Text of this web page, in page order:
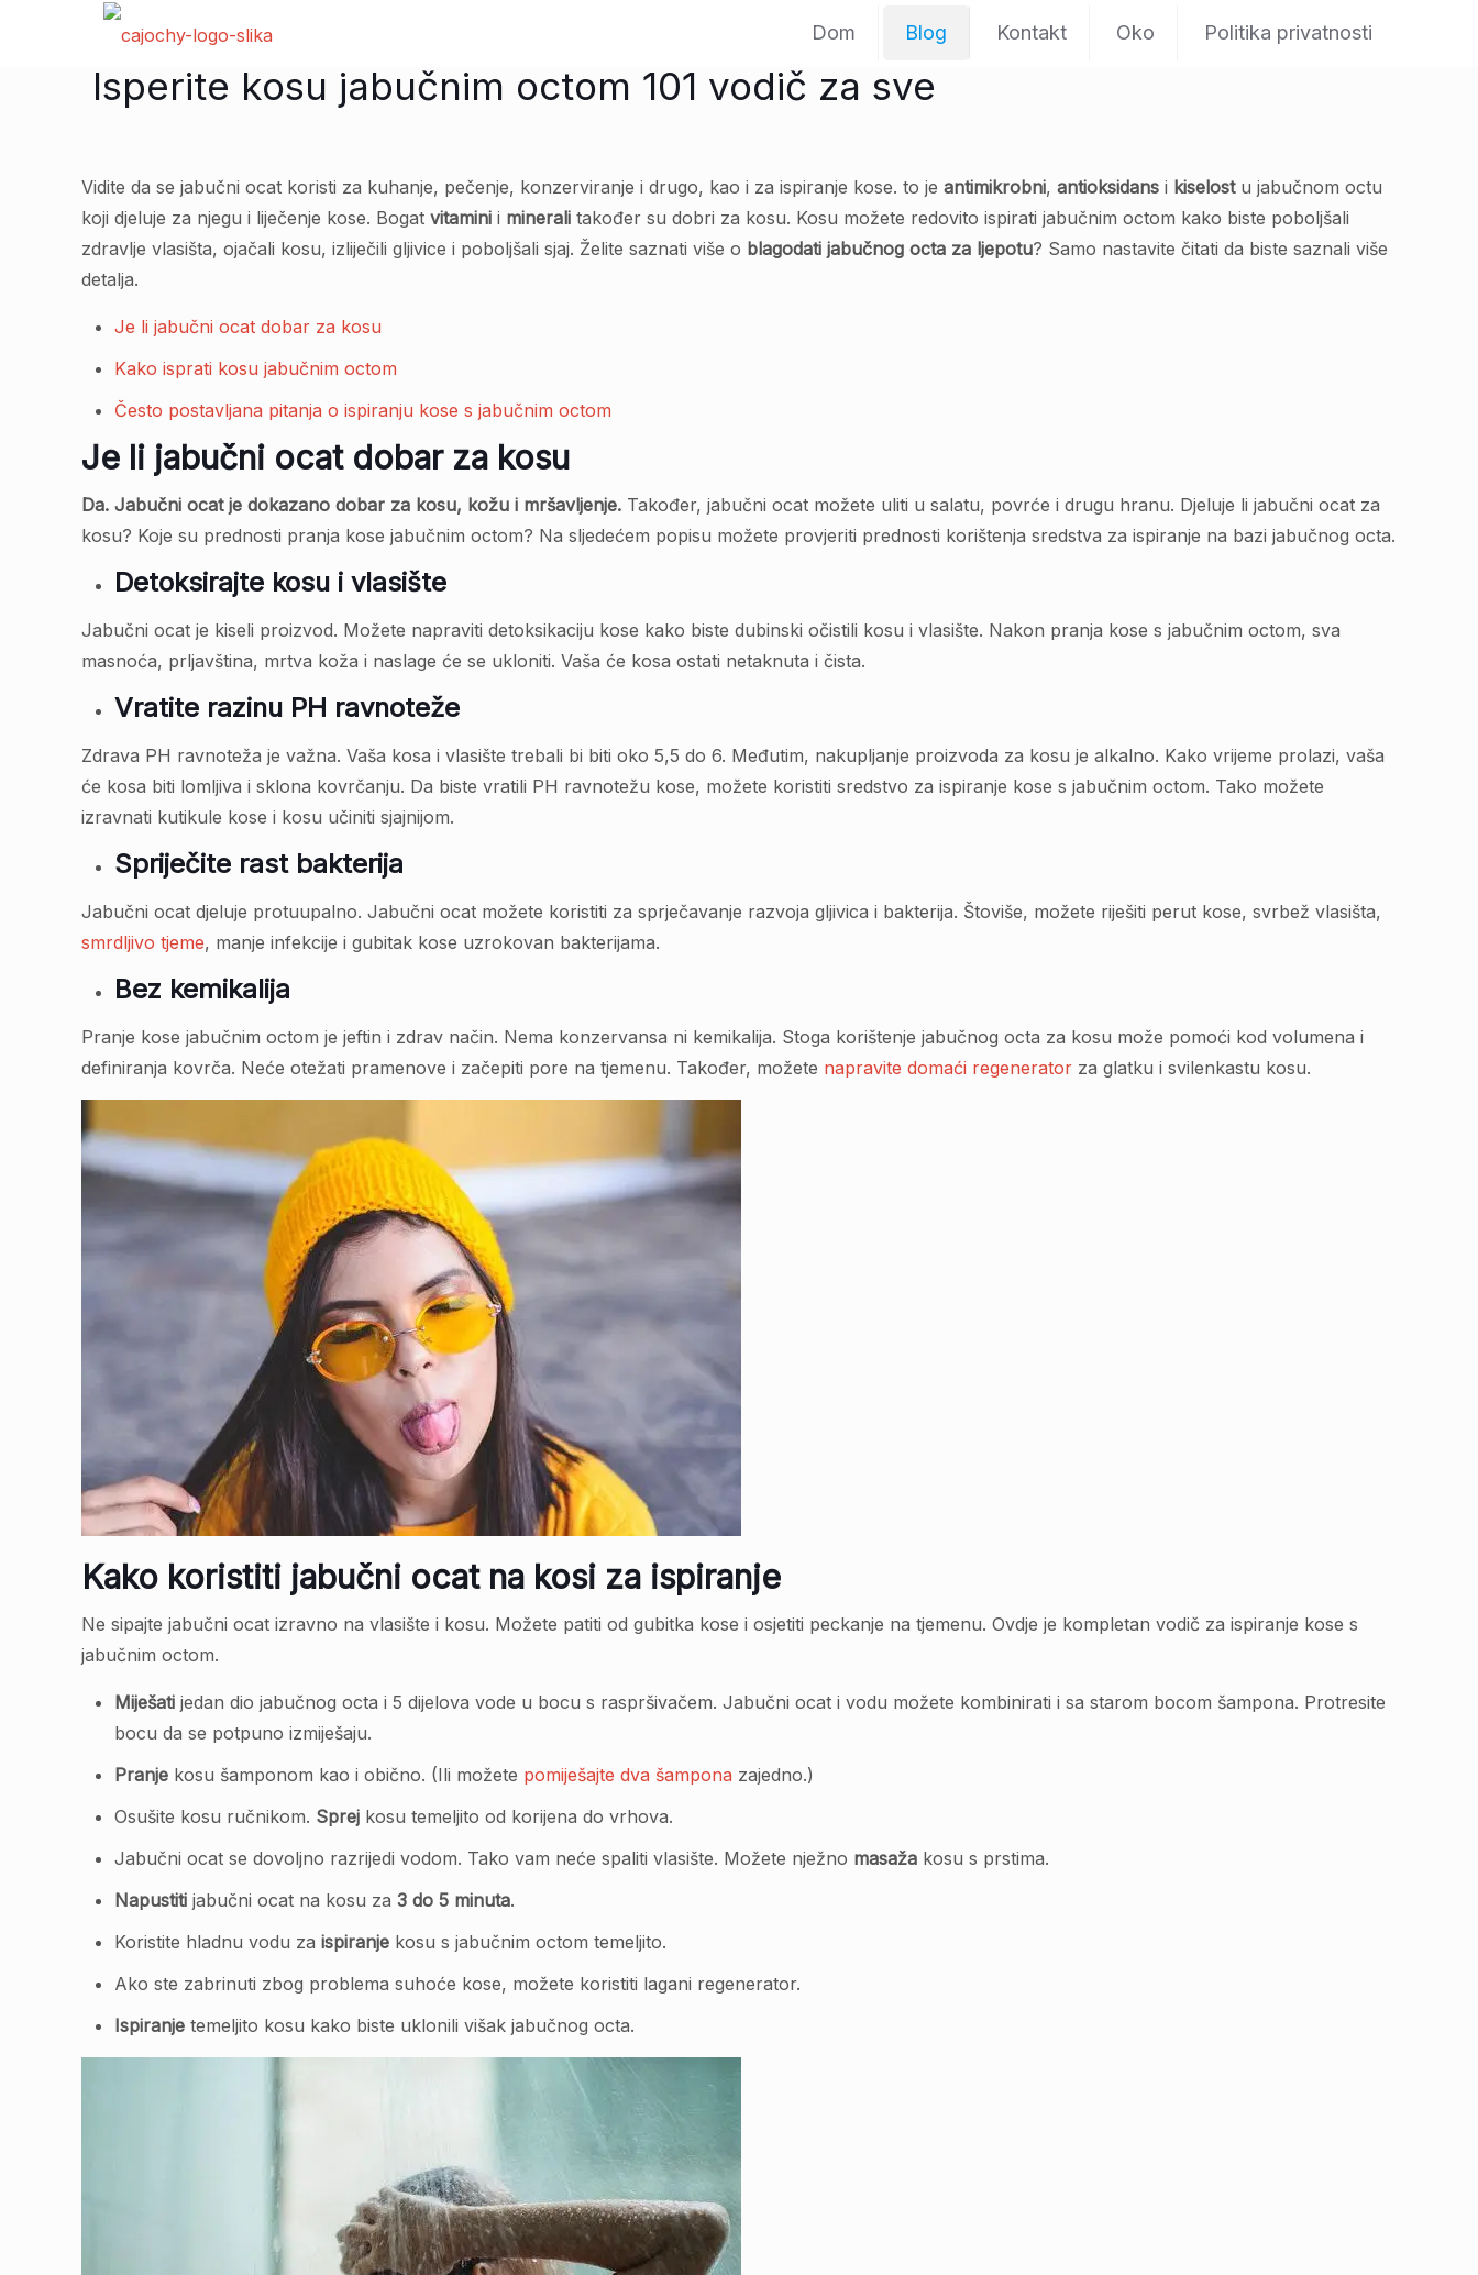
Dom Blog Kontakt Oko Politika privatnosti
Isperite kosu jabučnim octom 101 vodič za sve
Vidite da se jabučni ocat koristi za kuhanje, pečenje, konzerviranje i drugo, kao i za ispiranje kose. to jeantimikrobni,antioksidans i kiselostu jabučnom octu
koji djeluje za njegu i liječenje kose. Bogatvitamini i minerali također su dobri za kosu. Kosu možete redovito ispirati jabučnim octom kako biste poboljšali
zdravlje vlasišta, ojačali kosu, izliječili gljivice i poboljšali sjaj. Želite saznati više o blagodati jabučnog octa za ljepotu? Samo nastavite čitati da biste saznali više
detalja.
Je li jabučni ocat dobar za kosu
Kako isprati kosu jabučnim octom
Često postavljana pitanja o ispiranju kose s jabučnim octom
Je li jabučni ocat dobar za kosu
Da. Jabučni ocat je dokazano dobar za kosu, kožu i mršavljenje. Također, jabučni ocat možete uliti u salatu, povrće i drugu hranu. Djeluje li jabučni ocat za
kosu? Koje su prednosti pranja kose jabučnim octom? Na sljedećem popisu možete provjeriti prednosti korištenja sredstva za ispiranje na bazi jabučnog octa.
Detoksirajte kosu i vlasište
Jabučni ocat je kiseli proizvod. Možete napraviti detoksikaciju kose kako biste dubinski očistili kosu i vlasište. Nakon pranja kose s jabučnim octom, sva
masnoća, prljavština, mrtva koža i naslage će se ukloniti. Vaša će kosa ostati netaknuta i čista.
Vratite razinu PH ravnoteže
Zdrava PH ravnoteža je važna. Vaša kosa i vlasište trebali bi biti oko 5,5 do 6. Međutim, nakupljanje proizvoda za kosu je alkalno. Kako vrijeme prolazi, vaša
će kosa biti lomljiva i sklona kovrčanju. Da biste vratili PH ravnotežu kose, možete koristiti sredstvo za ispiranje kose s jabučnim octom. Tako možete
izravnati kutikule kose i kosu učiniti sjajnijom.
Spriječite rast bakterija
Jabučni ocat djeluje protuupalno. Jabučni ocat možete koristiti za sprječavanje razvoja gljivica i bakterija. Štoviše, možete riješiti perut kose, svrbež vlasišta,
smrdljivo tjeme, manje infekcije i gubitak kose uzrokovan bakterijama.
Bez kemikalija
Pranje kose jabučnim octom je jeftin i zdrav način. Nema konzervansa ni kemikalija. Stoga korištenje jabučnog octa za kosu može pomoći kod volumena i
definiranja kovrča. Neće otežati pramenove i začepiti pore na tjemenu. Također, možete napravite domaći regenerator za glatku i svilenkastu kosu.
Kako koristiti jabučni ocat na kosi za ispiranje
Ne sipajte jabučni ocat izravno na vlasište i kosu. Možete patiti od gubitka kose i osjetiti peckanje na tjemenu. Ovdje je kompletan vodič za ispiranje kose s
jabučnim octom.
Miješati jedan dio jabučnog octa i 5 dijelova vode u bocu s raspršivačem. Jabučni ocat i vodu možete kombinirati i sa starom bocom šampona. Protresite
bocu da se potpuno izmiješaju.
Pranje kosu šamponom kao i obično. (Ili možete pomiješajte dva šampona zajedno.)
Osušite kosu ručnikom. Sprej kosu temeljito od korijena do vrhova.
Jabučni ocat se dovoljno razrijedi vodom. Tako vam neće spaliti vlasište. Možete nježno masaža kosu s prstima.
Napustiti jabučni ocat na kosu za3 do 5 minuta.
Koristite hladnu vodu zaispiranje kosu s jabučnim octom temeljito.
Ako ste zabrinuti zbog problema suhoće kose, možete koristiti lagani regenerator.
Ispiranje temeljito kosu kako biste uklonili višak jabučnog octa.